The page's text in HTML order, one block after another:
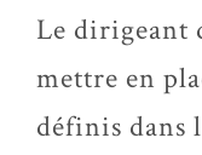
Le dirigeant
mettre en
définis dans